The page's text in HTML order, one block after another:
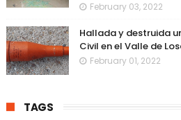
February 03, 2022
Hallada y destruida
Civil en el Valle de
February 01, 2022
TAGS